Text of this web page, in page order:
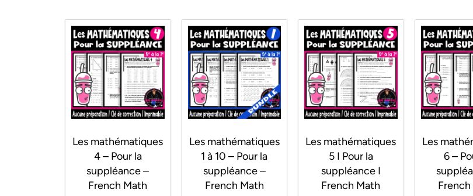
Les mathématiques
4 – Pour la
suppléance –
French Math
Les mathématiques
1 à 10 – Pour la
suppléance –
French Math
Les mathématiques
5 I Pour la
suppléance I
French Math
Les
6 –